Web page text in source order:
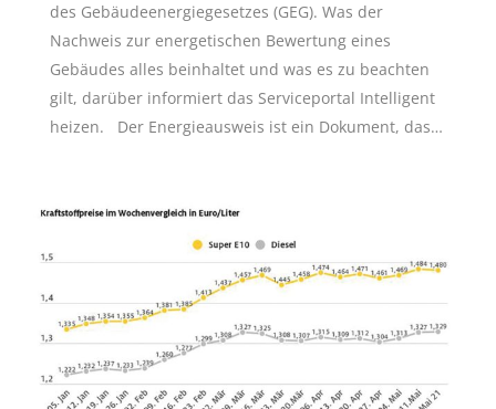
des Gebäudeenergiegesetzes (GEG). Was der
Nachweis zur energetischen Bewertung eines
Gebäudes alles beinhaltet und was es zu beachten
gilt, darüber informiert das Serviceportal Intelligent
heizen. Der Energieausweis ist ein Dokument, das…